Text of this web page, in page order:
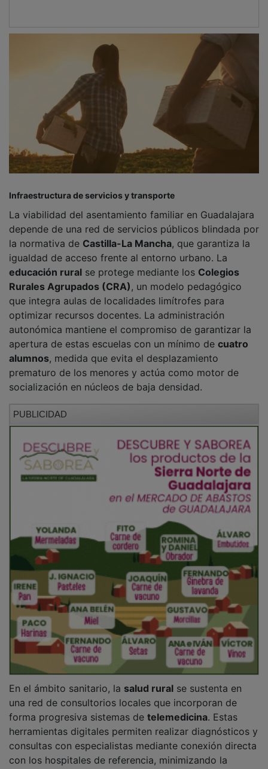
, un modelo pedagógico
que integra aulas de localidades limítrofes para
optimizar recursos docentes. La administración
autonómica mantiene el compromiso de garantizar la
apertura de estas escuelas con un mínimo de
cuatro
alumnos, medida que evita el desplazamiento
prematuro de los menores y actúa como motor de
socialización en núcleos de baja densidad.
PUBLICIDAD
En el ámbito sanitario, lasalud ruralse sustenta en
una red de consultorios locales que incorporan de
forma progresiva sistemas de
telemedicina. Estas
herramientas digitales permiten realizar diagnósticos y
consultas con especialistas mediante conexión directa
con los hospitales de referencia, minimizando la
necesidad de traslados a la capital. Además, la ley
garantiza la asistencia farmacéutica y de urgencias,
estableciendo tiempos de respuesta máximos para las
zonas más aisladas de la provincia.
PUBLICIDAD